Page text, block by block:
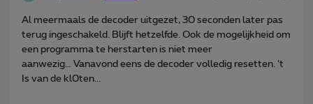
Al meermaals de decoder uitgezet, 30 seconden later pas
terug ingeschakeld. Blijft hetzelfde. Ook de mogelijkheid om
een programma te herstarten is niet meer
aanwezig… Vanavond eens de decoder volledig resetten. ‘t
Is van de kl0ten...